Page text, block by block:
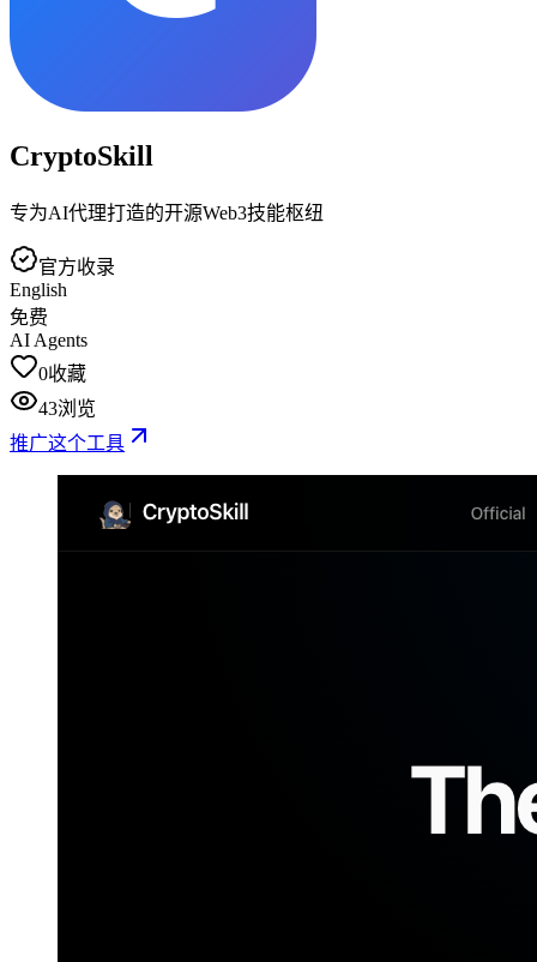
CryptoSkill
专为AI代理打造的开源Web3技能枢纽
官方收录
English
免费
AI Agents
0收藏
43浏览
推广这个工具